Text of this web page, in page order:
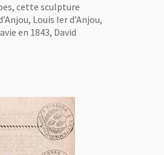
cette sculpture
Louis Ier d’Anjou,
en 1843, David